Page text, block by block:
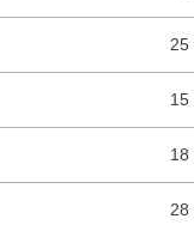
25
15
18
28